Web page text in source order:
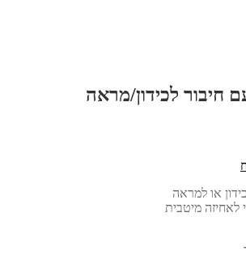
חיבור לכידון/מראה
או למראה